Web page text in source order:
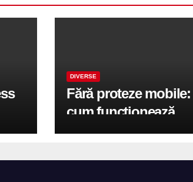
în
DIVERSE
Fără proteze mobile:
cum funcționează
reabilitarea completă